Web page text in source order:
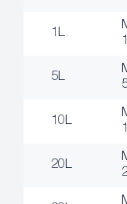
1L
1
5L
10L
20L